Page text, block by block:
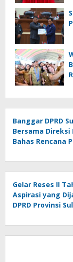
Banggar DPRD
Bersama Direksi
Bahas Rencana
PPAS 2027
Gelar Reses II
Aspirasi yang
DPRD Provinsi